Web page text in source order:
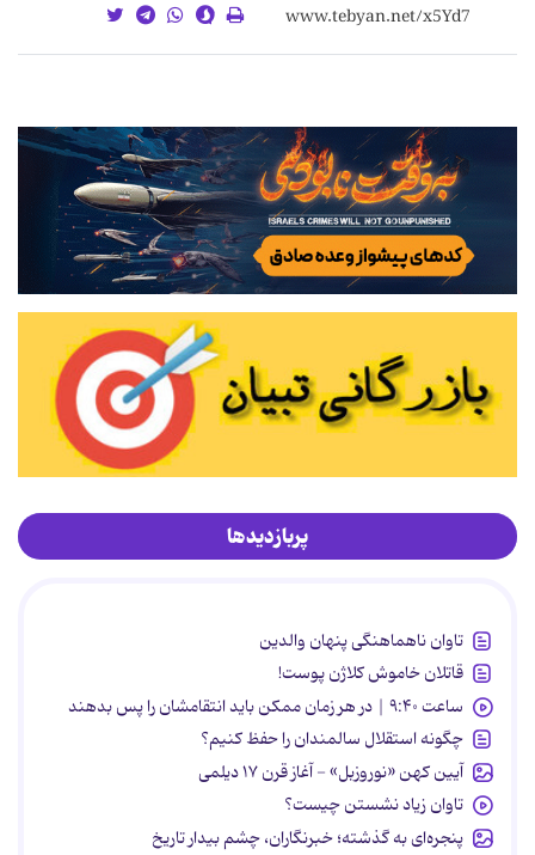
پربازدیدها
تاوان ناهماهنگی پنهان والدین
قاتلان خاموش کلاژن پوست!
ساعت ۹:۴۰ | در هر زمان ممکن باید انتقامشان را پس بدهند
چگونه استقلال سالمندان را حفظ کنیم؟
آیین کهن «نوروزبل» - آغاز قرن ۱۷ دیلمی
تاوان زیاد نشستن چیست؟
پنجره‌ای به گذشته؛ خبرنگاران، چشم بیدار تاریخ